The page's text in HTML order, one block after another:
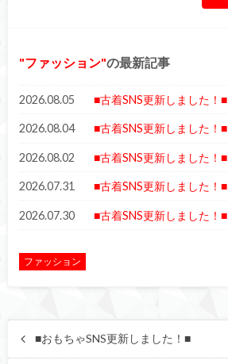
ファッション の最新記事
2026.08.05 ■古着SNS更新しました！■
2026.08.04 ■古着SNS更新しました！■
2026.08.02 ■古着SNS更新しました！■
2026.07.31 ■古着SNS更新しました！■
2026.07.30 ■古着SNS更新しました！■
ファッション
■おもちゃSNS更新しました！■